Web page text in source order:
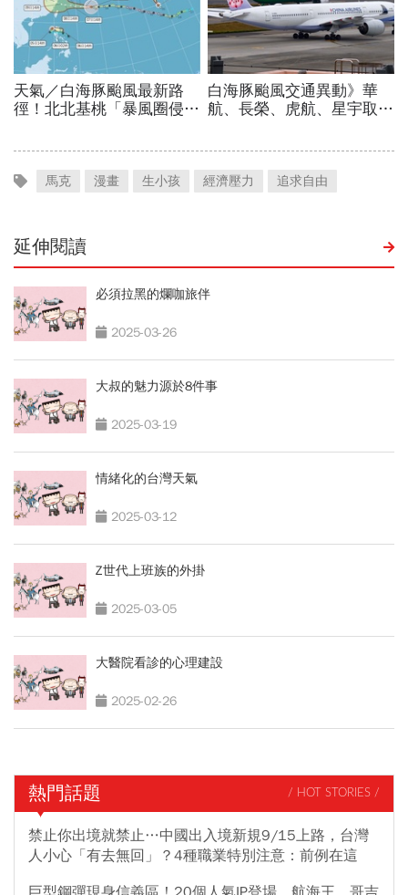
馬克 漫畫 生小孩 經濟壓力 追求自由
延伸閱讀
必須拉黑的爛咖旅伴
2025-03-26
大叔的魅力源於8件事
2025-03-19
情緒化的台灣天氣
2025-03-12
Z世代上班族的外掛
2025-03-05
大醫院看診的心理建設
2025-02-26
熱門話題 / HOT STORIES /
禁止你出境就禁止…中國出入境新規9/15上路，台灣
人小心「有去無回」？4種職業特別注意：前例在這